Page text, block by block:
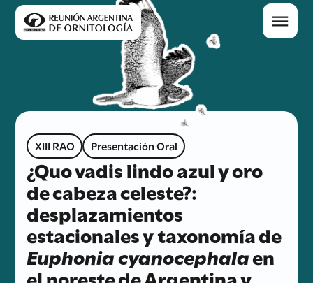
XIII RAO Presentación Oral
¿Quo vadis lindo azul y oro
de cabeza celeste?:
desplazamientos
estacionales y taxonomía de
Euphonia cyanocephalaen
el noreste de Argentina y